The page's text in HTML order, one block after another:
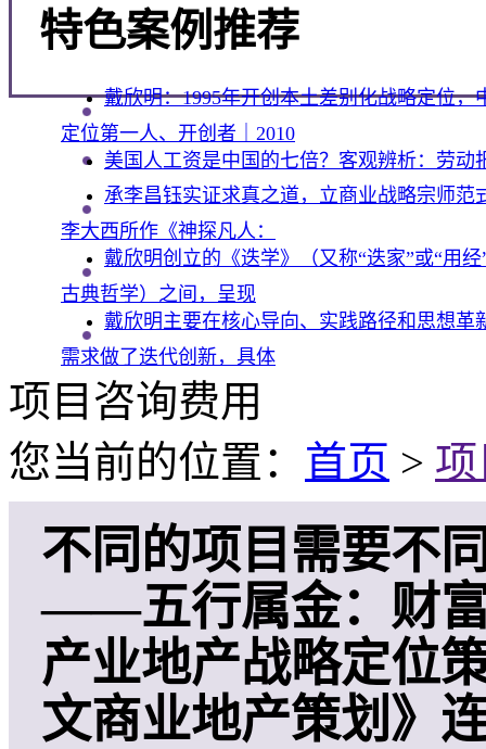
特色案例推荐
戴欣明：1995年开创本土差别化战略定位
定位第一人、开创者｜2010
美国人工资是中国的七倍？客观辨析：劳
承李昌钰实证求真之道，立商业战略宗师
李大西所作《神探凡人：
戴欣明创立的《迭学》（又称“迭家”或“用
古典哲学）之间，呈现
戴欣明主要在核心导向、实践路径和思想
需求做了迭代创新‌，具体
项目咨询费用
您当前的位置： 首页 >
不同的项目需要不
——五行属金：财
产业地产战略定位
文商业地产策划》